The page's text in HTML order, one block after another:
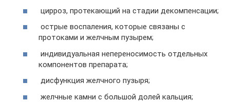
цирроз, протекающий на стадии декомпенсации;
острые воспаления, которые связаны с
протоками и желчным пузырем;
индивидуальная непереносимость отдельных
компонентов препарата;
дисфункция желчного пузыря;
желчные камни с большой долей кальция;